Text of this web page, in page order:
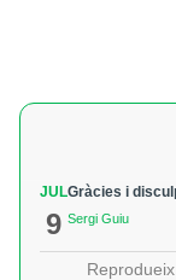
JUL
9
Gràcies i
Sergi Guiu
Reprodueix